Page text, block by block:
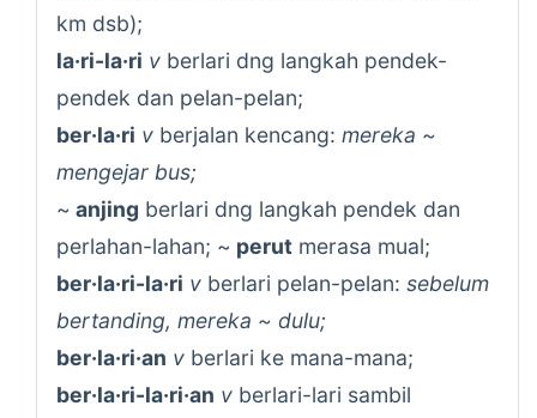
km dsb);
la·ri-la·ri v berlari dng langkah pendek-
pendek dan pelan-pelan;
ber·la·ri v berjalan kencang: mereka ~
mengejar bus;
~ anjing berlari dng langkah pendek dan
perlahan-lahan; ~ perut merasa mual;
ber·la·ri-la·ri v berlari pelan-pelan: sebelum
bertanding, mereka ~ dulu;
ber·la·ri·an v berlari ke mana-mana;
ber·la·ri-la·ri·an v berlari-lari sambil